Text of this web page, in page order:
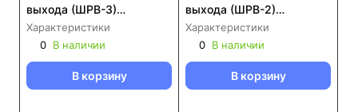
выхода (ШРВ-3)
670х125х746 (SCC-0002-
000810)
Характеристики
0 В наличии
В корзину
выхода (ШРВ-2)
670х125х596 (SCC-0002-
000067)
Характеристики
0 В наличии
В корзину